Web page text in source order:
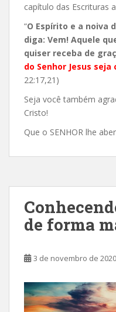
capítulo das Escrituras
“O Espírito e a noiva
diga: Vem! Aquele
quiser receba de
do Senhor Jesus seja
22:17,21)
Seja você também
Cristo!
Que o SENHOR lhe
de forma
3 de novembro de 2020